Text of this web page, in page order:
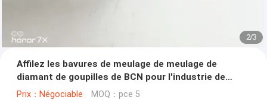
2/3
Affilez les bavures de meulage de meulage de
diamant de goupilles de BCN pour l'industrie de
machines
Prix：Négociable MOQ：pce 5